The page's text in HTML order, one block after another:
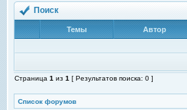
Поиск
Темы Автор
Страница 1 из 1 [ Результатов поиска: 0 ]
Список форумов